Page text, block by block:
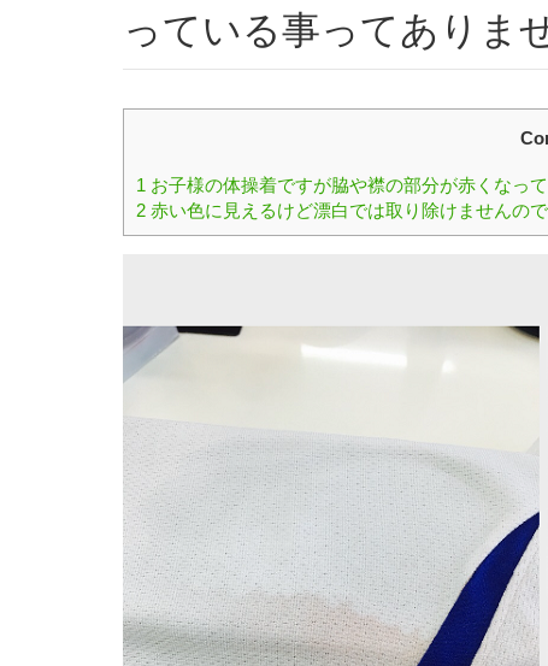
っている事ってありま
1 お子様の体操着ですが脇や襟の部分が赤くなっ
2 赤い色に見えるけど漂白では取り除けませんの